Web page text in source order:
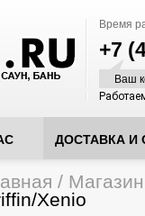
Время
+7
Ваш
ДОСТАВКА И
/ Магазин
Xenio